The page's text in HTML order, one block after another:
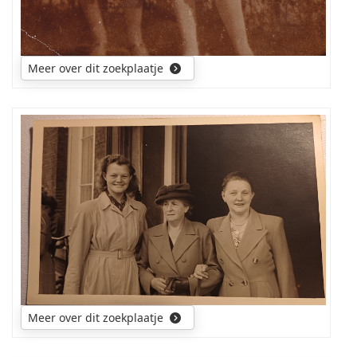
Meer over dit zoekplaatje
Wie
die
vrouw
in
het
midden.
Ik
gok
ongeveer
1950.
Meer over dit zoekplaatje